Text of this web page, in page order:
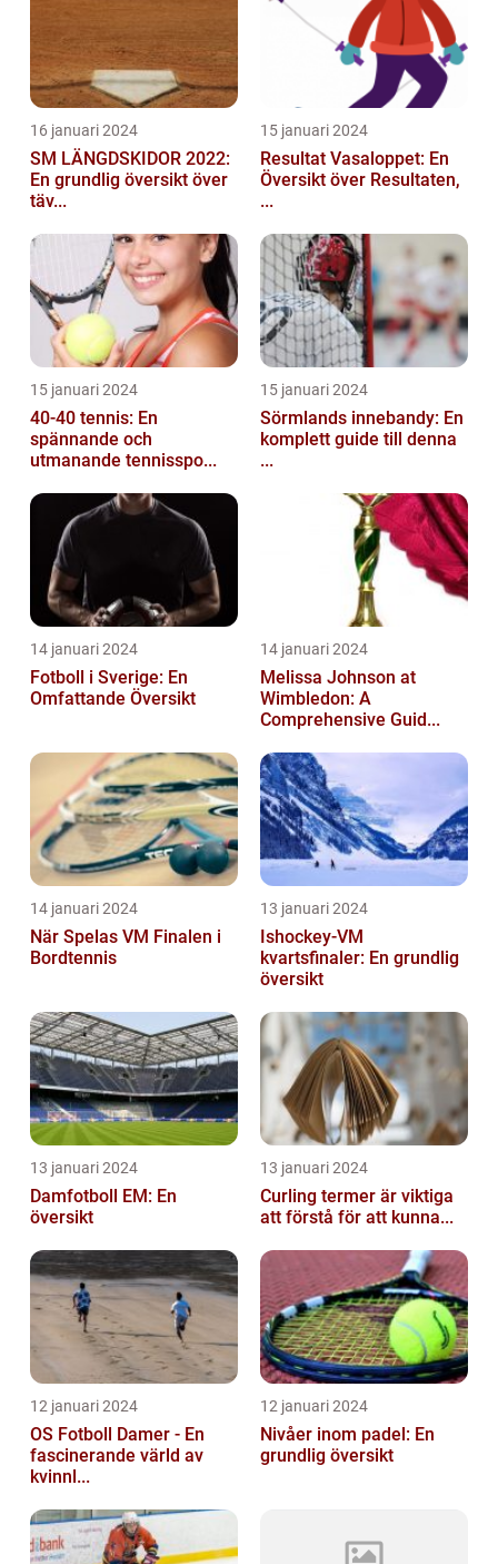
16 januari 2024
SM LÄNGDSKIDOR 2022:
En grundlig översikt över
täv...
15 januari 2024
Resultat Vasaloppet: En
Översikt över Resultaten,
...
15 januari 2024
40-40 tennis: En
spännande och
utmanande tennisspo...
15 januari 2024
Sörmlands innebandy: En
komplett guide till denna
...
14 januari 2024
Fotboll i Sverige: En
Omfattande Översikt
14 januari 2024
Melissa Johnson at
Wimbledon: A
Comprehensive Guid...
14 januari 2024
När Spelas VM Finalen i
Bordtennis
13 januari 2024
Ishockey-VM
kvartsfinaler: En grundlig
översikt
13 januari 2024
Damfotboll EM: En
översikt
13 januari 2024
Curling termer är viktiga
att förstå för att kunna...
12 januari 2024
OS Fotboll Damer - En
fascinerande värld av
kvinnl...
12 januari 2024
Nivåer inom padel: En
grundlig översikt